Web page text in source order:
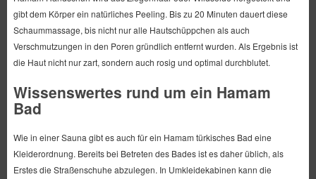
gibt dem Körper ein natürliches Peeling. Bis zu 20 Minuten dauert diese
Schaummassage, bis nicht nur alle Hautschüppchen als auch
Verschmutzungen in den Poren gründlich entfernt wurden. Als Ergebnis ist
die Haut nicht nur zart, sondern auch rosig und optimal durchblutet.
Wissenswertes rund um ein Hamam
Bad
Wie in einer Sauna gibt es auch für ein Hamam türkisches Bad eine
Kleiderordnung. Bereits bei Betreten des Bades ist es daher üblich, als
Erstes die Straßenschuhe abzulegen. In Umkleidekabinen kann die